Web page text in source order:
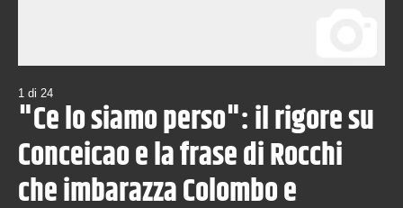
1 di 24
"Ce lo siamo perso": il rigore su
Conceicao e la frase di Rocchi
che imbarazza Colombo e